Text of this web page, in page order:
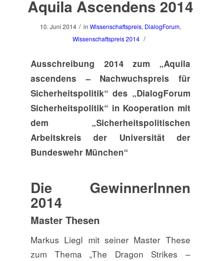
Aquila Ascendens 2014
10. Juni 2014 / in Wissenschaftspreis, DialogForum,
Wissenschaftspreis 2014 /
Ausschreibung 2014 zum „Aquila
ascendens – Nachwuchspreis für
Sicherheitspolitik“ des „DialogForum
Sicherheitspolitik“ in Kooperation mit
dem „Sicherheitspolitischen
Arbeitskreis der Universität der
Bundeswehr München“
Die GewinnerInnen
2014
Master Thesen
Markus Liegl mit seiner Master These
zum Thema „The Dragon Strikes –